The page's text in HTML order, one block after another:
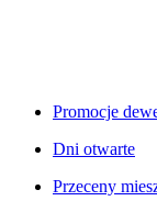
Promocje
Dni otwarte
Przeceny